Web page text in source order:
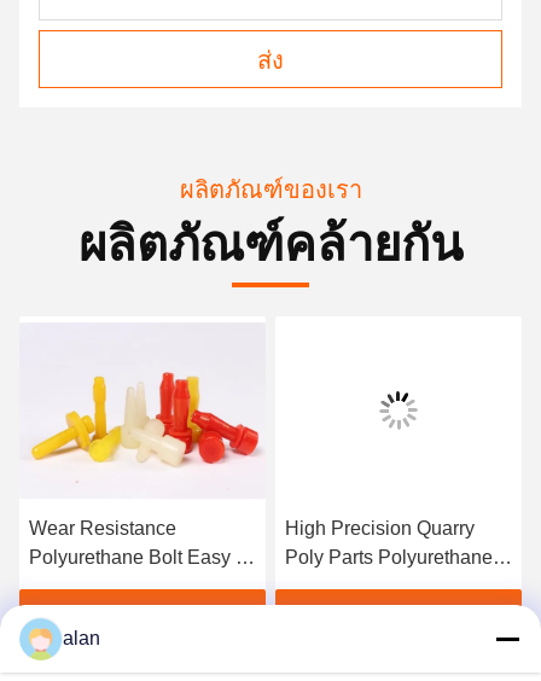
ส่ง
ผลิตภัณฑ์ของเรา
ผลิตภัณฑ์คล้ายกัน
Wear Resistance
Polyurethane Bolt Easy To
Install And Replace Lower
Costfunction gtElInit() {var
lib = new
google.translate.TranslateService();lib.translatePage('en',
High Precision Quarry
Poly Parts Polyurethane
Crash Pad Easy
alan